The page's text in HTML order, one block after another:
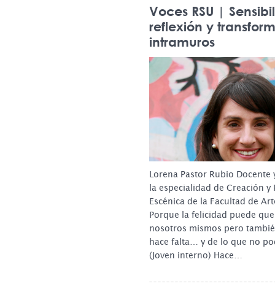
Voces RSU |
reflexión y
intramuros
Lorena Pastor Rubio
la especialidad de Creación y
Escénica de la Facultad de
Porque la felicidad puede
nosotros mismos pero
hace falta… y de lo que no
(Joven interno) Hace…